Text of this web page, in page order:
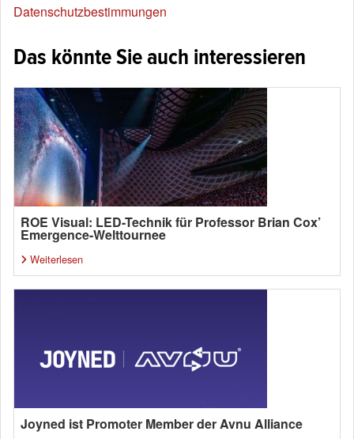
Datenschutzbestimmungen
Das könnte Sie auch interessieren
ROE Visual: LED-Technik für Professor Brian Cox’
Emergence-Welttournee
Weiterlesen
Joyned ist Promoter Member der Avnu Alliance